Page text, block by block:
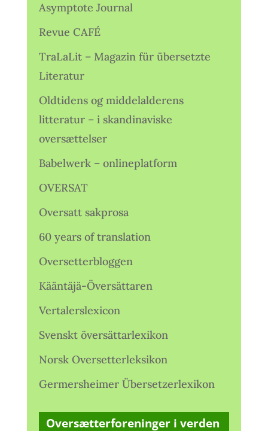
Asymptote Journal
Revue CAFÉ
TraLaLit – Magazin für übersetzte
Literatur
Oldtidens og middelalderens
litteratur – i skandinaviske
oversættelser
Babelwerk – onlineplatform
OVERSAT
Oversatt sakprosa
60 years of translation
Oversetterbloggen
Kääntäjä-Översättaren
Vertalerslexicon
Svenskt översättarlexikon
Norsk Oversetterleksikon
Germersheimer Übersetzerlexikon
Oversætterforeninger i verden